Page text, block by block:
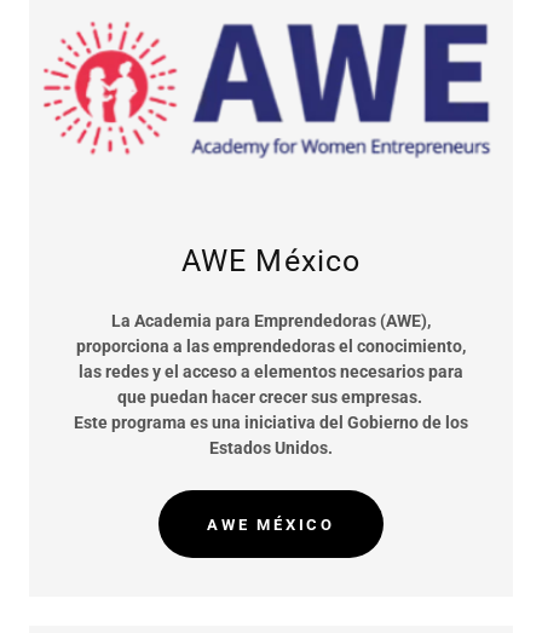
AWE México
La Academia para Emprendedoras (AWE),
proporciona a las emprendedoras el conocimiento,
las redes y el acceso a elementos necesarios para
que puedan hacer crecer sus empresas.
Este programa es una iniciativa del Gobierno de los
Estados Unidos.
AWE MÉXICO